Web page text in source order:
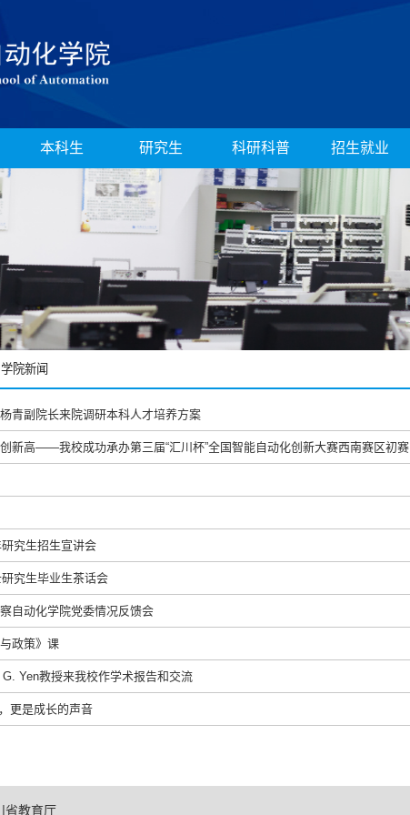
本科生 研究生 科研科普 招生就业
学院新闻
青副院长来院调研本科人才培养方案
新高——我校成功承办第三届“汇川杯”全国智能自动化创新大赛西南赛区初赛
究生招生宣讲会
究生毕业生茶话会
自动化学院党委情况反馈会
政策》课
Yen教授来我校作学术报告和交流
更是成长的声音
省教育厅